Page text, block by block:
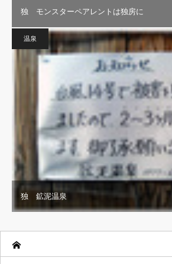
独 モンスターペアレントは独房に
温泉
独 鉱泥温泉